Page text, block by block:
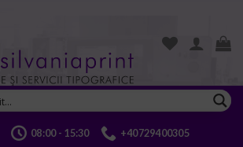
08:00 - 15:30 +40729400305